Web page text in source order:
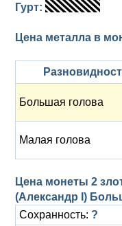
Гурт:
Цена металла в
Большая голова
Малая голова
Цена монеты 2
(Александр I)
Сохранность: ?